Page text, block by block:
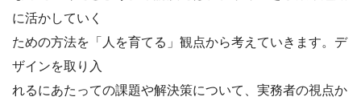
に活かしていく
ための方法を「人を育てる」観点から考えていきます。デ
ザインを取り入
れるにあたっての課題や解決策について、実務者の視点か